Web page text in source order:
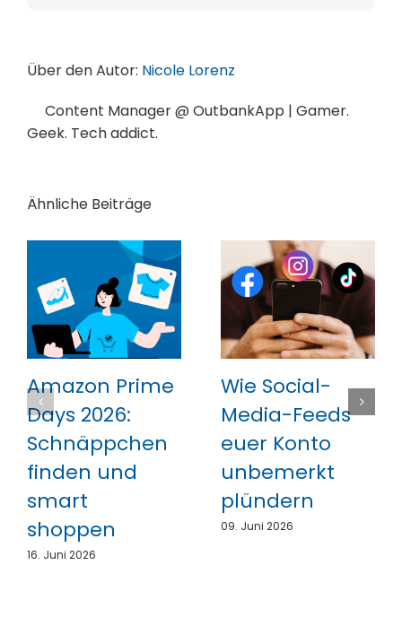
Über den Autor: Nicole Lorenz
Content Manager @ OutbankApp | Gamer.
Geek. Tech addict.
Ähnliche Beiträge
Amazon Prime
Days 2026:
Schnäppchen
finden und
smart
shoppen
16. Juni 2026
Wie Social-
Media-Feeds
euer Konto
unbemerkt
plündern
09. Juni 2026